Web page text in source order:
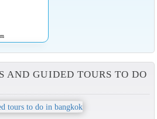
AND GUIDED TOURS TO DO